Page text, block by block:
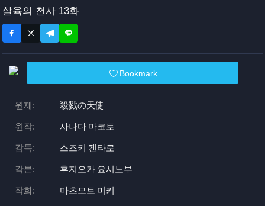
살육의 천사 13화
Bookmark
원제: 殺戮の天使
원작: 사나다 마코토
감독: 스즈키 켄타로
각본: 후지오카 요시노부
작화: 마츠모토 미키